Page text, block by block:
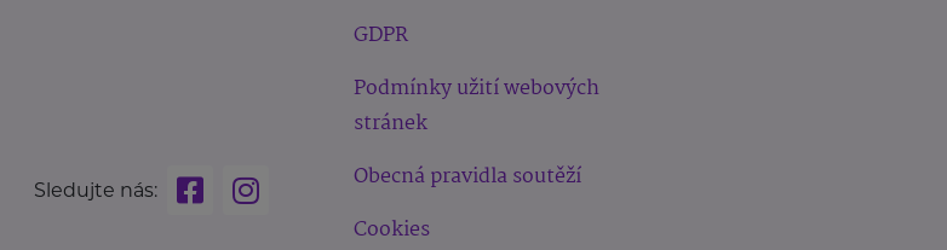
Sledujte nás:
GDPR
Podmínky užití webových
stránek
Obecná pravidla soutěží
Cookies